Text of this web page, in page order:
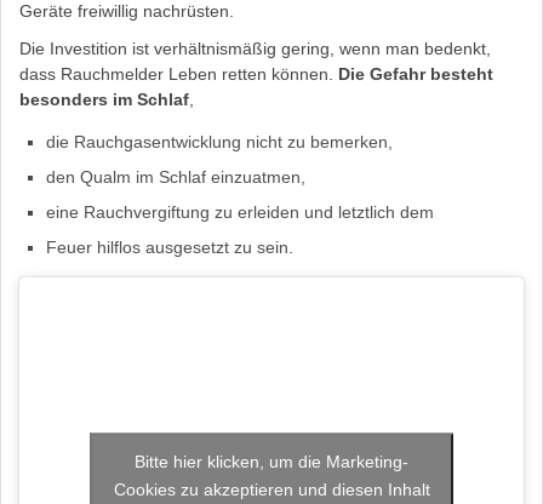
Geräte freiwillig nachrüsten.
Die Investition ist verhältnismäßig gering, wenn man bedenkt,
dass Rauchmelder Leben retten können. Die Gefahr besteht
besonders im Schlaf
die Rauchgasentwicklung nicht zu bemerken,
den Qualm im Schlaf einzuatmen,
eine Rauchvergiftung zu erleiden und letztlich dem
Feuer hilflos ausgesetzt zu sein.
Bitte hier klicken, um die Marketing-
Cookies zu akzeptieren und diesen Inhalt